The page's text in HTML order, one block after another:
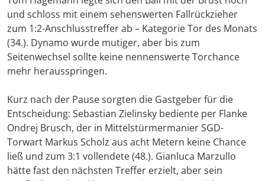
und schloss mit einem sehenswerten Fallrückzieher
zum 1:2-Anschlusstreffer ab – Kategorie Tor des Monats
(34.). Dynamo wurde mutiger, aber bis zum
Seitenwechsel sollte keine nennenswerte Torchance
mehr herausspringen.
Kurz nach der Pause sorgten die Gastgeber für die
Entscheidung: Sebastian Zielinsky bediente per Flanke
Ondrej Brusch, der in Mittelstürmermanier SGD-
Torwart Markus Scholz aus acht Metern keine Chance
ließ und zum 3:1 vollendete (48.). Gianluca Marzullo
hätte fast den nächsten Treffer erzielt, aber sein